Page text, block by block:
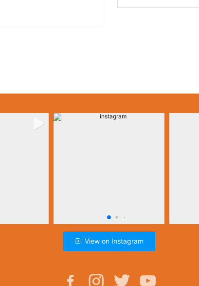
View on Instagram